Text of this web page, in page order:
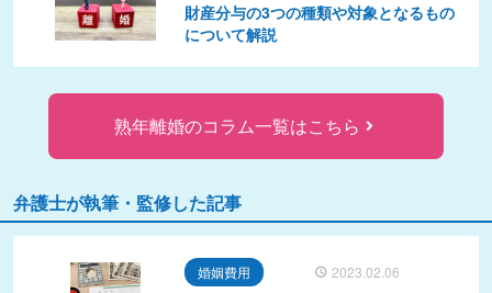
財産分与の3つの種類や対象となるもの
について解説
熟年離婚のコラム一覧はこちら
弁護士が執筆・監修した記事
婚姻費用 2023.02.06